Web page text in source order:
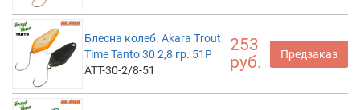
Блесна колеб. Akara Trout
Time Tanto 30 2,8 гр. 51P
ATT-30-2/8-51
253
руб.
Предзаказ